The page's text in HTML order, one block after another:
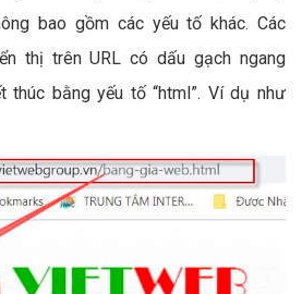
bao gồm các yếu tố khác. Các
thị trên URL có dấu gạch ngang
thúc bằng yếu tố “html”. Ví dụ như